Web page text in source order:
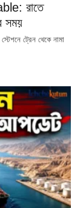
রাতে
সময়
ট্রেন থেকে নামা